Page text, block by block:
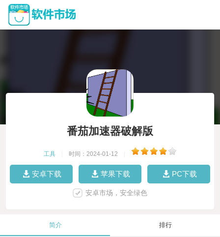
番茄加速器破解版
工具 时间：2024-01-12
安卓下载 苹果下载 PC下载
安卓市场，安全绿色
简介 排行